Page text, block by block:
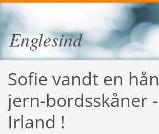
Englesind
Sofie vandt en
jern-bordsskåner
Irland !